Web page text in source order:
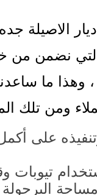
الاصيلة
نضمن من
وهذا ما
ومن تلك
وتنفيذه على
تيوبات